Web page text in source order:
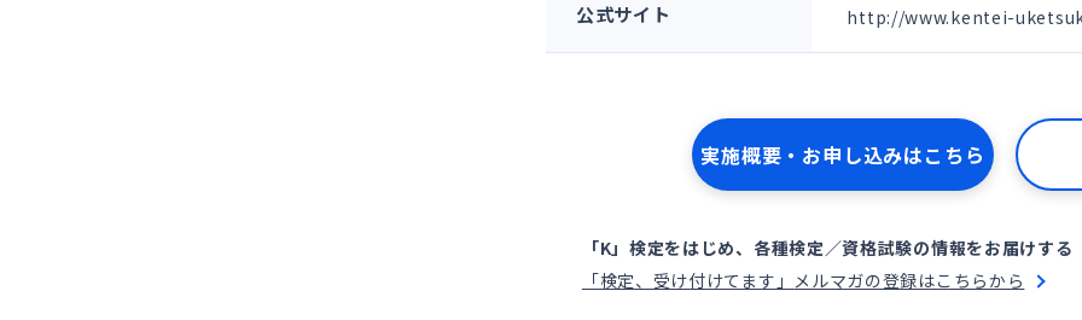
公式サイト http://www.kentei-
実施概要・お申し込みはこちら
「K」検定をはじめ、各種検定／資格試験の情報をお届けする
「検定、受け付けてます」 メルマガの登録はこちらから